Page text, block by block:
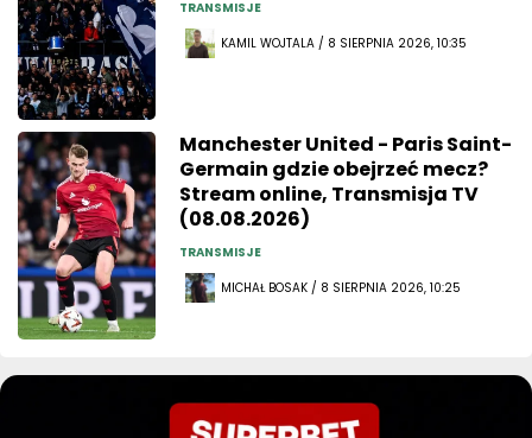
TRANSMISJE
KAMIL WOJTALA / 8 SIERPNIA 2026, 10:35
Manchester United - Paris Saint-
Germain gdzie obejrzeć mecz?
Stream online, Transmisja TV
(08.08.2026)
TRANSMISJE
MICHAŁ BOSAK / 8 SIERPNIA 2026, 10:25